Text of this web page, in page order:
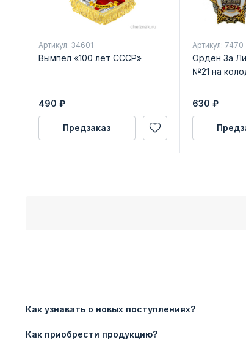
Артикул: 34601
Вымпел «100 лет СССР»
490 ₽
Предзаказ
Артикул: 7470
Орден За
№21 на
630 ₽
Как узнавать о новых поступлениях?
Как приобрести продукцию?